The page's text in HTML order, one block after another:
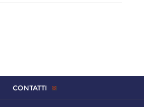
CONTATTI